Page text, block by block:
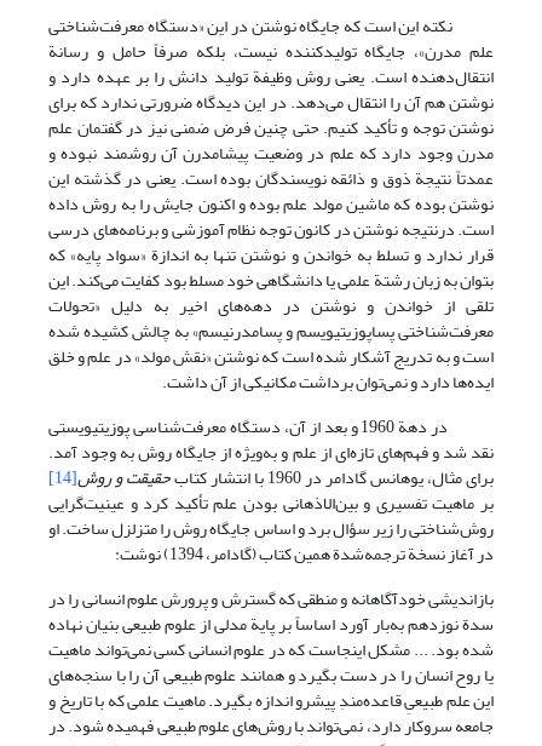
نکته این است که جایگاه نوشتن در این «دستگاه معرفت‌‌شناختی
علم مدرن»، جایگاه تولیدکننده نیست، بلکه صرفاً حامل و رسانة
انتقال‌دهنده است. یعنی روش وظیفة تولید دانش را بر عهده دارد و
نوشتن هم آن را انتقال می‌دهد. در این دیدگاه ضرورتی ندارد که برای
نوشتن توجه و تأکید کنیم. حتی چنین فرض ضمنی نیز در گفتمان علم
مدرن وجود دارد که علم در وضعیت پیشامدرن آن روشمند نبوده و
عمدتاً نتیجة ذوق و ذائقه نویسندگان بوده است. یعنی در گذشته این
نوشتن بوده که ماشین مولد علم بوده و اکنون جایش را به روش داده
است. درنتیجه نوشتن در کانون توجه نظام آموزشی و برنامه‌های درسی
قرار ندارد و تسلط به خواندن و نوشتن تنها به اندازة «سواد پایه» که
بتوان به زبان رشتة علمی یا دانشگاهی خود مسلط بود کفایت می‌کند. این
تلقی از خواندن و نوشتن در دهه‌های اخیر به دلیل «تحولات
معرفت‌شناختی پساپوزیتیویسم و پسامدرنیسم» به چالش کشیده شده
است و به تدریج آشکار شده است که نوشتن «نقش مولد» در علم و خلق
ایده‌ها دارد و نمی‌توان برداشت مکانیکی از آن داشت.
در دهة 1960 و بعد از آن، دستگاه معرفت‌شناسی پوزیتیویستی
نقد شد و فهم‌های تازه‌ای از علم و به‌ویژه از جایگاه روش به وجود آمد.
برای مثال، یوهانس گادامر در 1960 با انتشار کتاب حقیقت و روش[14]
بر ماهیت تفسیری و بین‌الاذهانی بودن علم تأکید کرد و عینیت‌گرایی
روش‌‌شناختی را زیر سؤال برد و اساس جایگاه روش را متزلزل ساخت. او
در آغاز نسخة ترجمه‌شدة همین کتاب (گادامر، 1394) نوشت:
بازاندیشی خودآگاهانه و منطقی که گسترش و پرورش علوم انسانی را در
سدة نوزدهم به‌بار آورد اساساً بر پایة مدلی از علوم طبیعی بنیان نهاده
شده بود. ... مشکل اینجاست که در علوم انسانی کسی نمی‌تواند ماهیت
یا روح انسان را در دست بگیرد و همانند علوم طبیعی آن را با سنجه‌های
این علم طبیعیِ قاعده‌مندِ پیشرو اندازه بگیرد. ماهیت علمی که با تاریخ و
جامعه سروکار دارد، نمی‌تواند با روش‌های علوم طبیعی فهمیده شود. در